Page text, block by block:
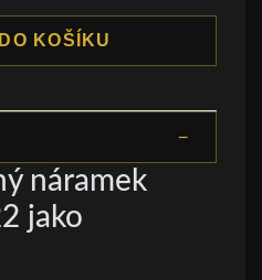
KOŠÍKU
náramek
jako